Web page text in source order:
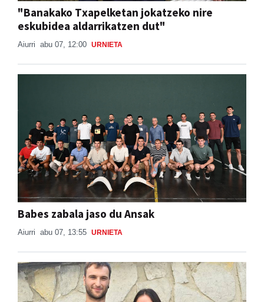
"Banakako Txapelketan jokatzeko nire
eskubidea aldarrikatzen dut"
Aiurri abu 07, 12:00 URNIETA
Babes zabala jaso du Ansak
Aiurri abu 07, 13:55 URNIETA